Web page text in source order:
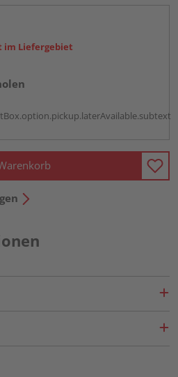
im Liefergebiet